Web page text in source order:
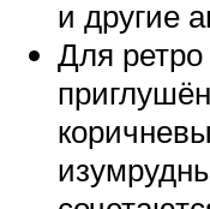
и другие
Для